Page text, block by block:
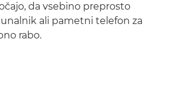
da vsebino preprosto
ali pametni telefon za
rabo.